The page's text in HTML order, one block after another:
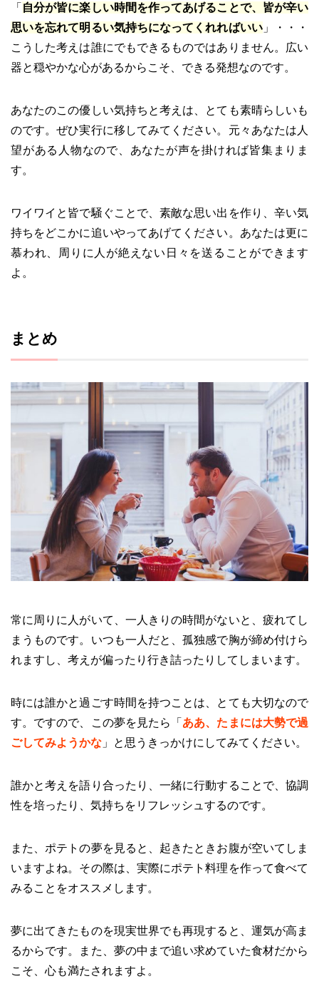
「 自分が皆に楽しい時間を作ってあげることで、皆が辛い
思いを忘れて明るい気持ちになってくれればいい」・・・
こうした考えは誰にでもできるものではありません。広い
器と穏やかな心があるからこそ、できる発想なのです。
あなたのこの優しい気持ちと考えは、とても素晴らしいも
のです。ぜひ実行に移してみてください。元々あなたは人
望がある人物なので、あなたが声を掛ければ皆集まりま
す。
ワイワイと皆で騒ぐことで、素敵な思い出を作り、辛い気
持ちをどこかに追いやってあげてください。あなたは更に
慕われ、周りに人が絶えない日々を送ることができます
よ。
まとめ
常に周りに人がいて、一人きりの時間がないと、疲れてし
まうものです。いつも一人だと、孤独感で胸が締め付けら
れますし、考えが偏ったり行き詰ったりしてしまいます。
時には誰かと過ごす時間を持つことは、とても大切なので
す。ですので、この夢を見たら「 ああ、たまには大勢で過
ごしてみようかな 」と思うきっかけにしてみてください。
誰かと考えを語り合ったり、一緒に行動することで、協調
性を培ったり、気持ちをリフレッシュするのです。
また、ポテトの夢を見ると、起きたときお腹が空いてしま
いますよね。その際は、実際にポテト料理を作って食べて
みることをオススメします。
夢に出てきたものを現実世界でも再現すると、運気が高ま
るからです。また、夢の中まで追い求めていた食材だから
こそ、心も満たされますよ。